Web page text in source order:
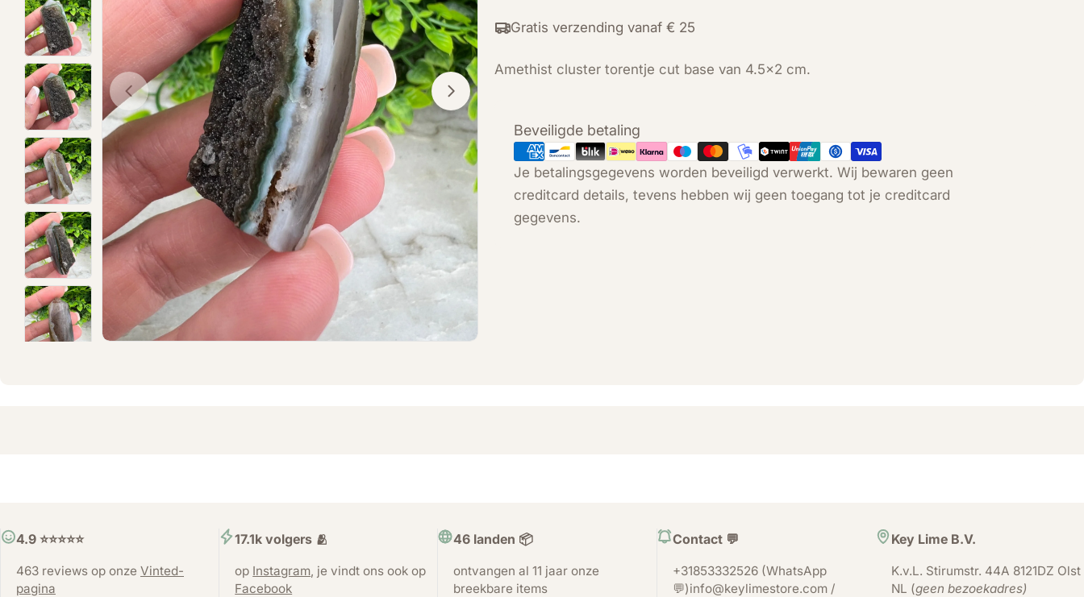
Open media 0 in modal
Gratis verzending vanaf € 25
Amethist cluster torentje cut base van 4.5x2 cm.
Beveiligde betaling
Betaalmethoden
Je betalingsgegevens worden beveiligd verwerkt. Wij bewaren geen
creditcard details, tevens hebben wij geen toegang tot je creditcard
gegevens.
4.9 ⭐️⭐️⭐️⭐️⭐️
463 reviews op onze Vinted-
pagina
17.1k volgers 🫂
op Instagram, je vindt ons ook op
Facebook
46 landen 📦
ontvangen al 11 jaar onze
breekbare items
Contact 💬
+31853332526 (WhatsApp
💬)info@keylimestore.com /
Key Lime B.V.
K.v.L. Stirumstr. 44A 8121DZ Olst
NL (geen bezoekadres)